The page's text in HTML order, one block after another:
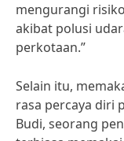
mengurangi
akibat polusi
perkotaan.”
Selain itu,
rasa percaya diri
Budi, seorang